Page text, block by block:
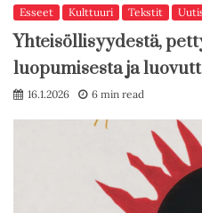
Esseet Kulttuuri Tekstit
Yhteisöllisyydestä,
luopumisesta ja
16.1.2026 6 min read